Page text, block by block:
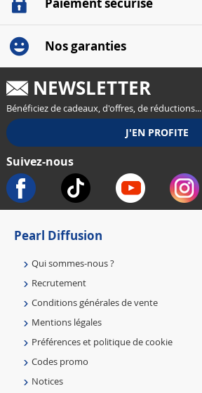
Nos garanties
NEWSLETTER
Bénéficiez de cadeaux, d'offres, de réductions...
Suivez-nous
Pearl Diffusion
Qui sommes-nous ?
Recrutement
Conditions générales de vente
Mentions légales
Préférences et politique de cookie
Codes promo
Notices